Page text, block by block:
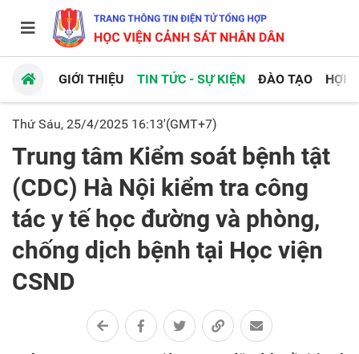
GIỚI THIỆU TIN TỨC - SỰ KIỆN ĐÀO TẠO HỢP
Thứ Sáu, 25/4/2025 16:13'(GMT+7)
Trung tâm Kiểm soát bệnh tật
(CDC) Hà Nội kiểm tra công
tác y tế học đường và phòng,
chống dịch bệnh tại Học viện
CSND